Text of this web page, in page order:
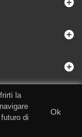
la
di
Ok